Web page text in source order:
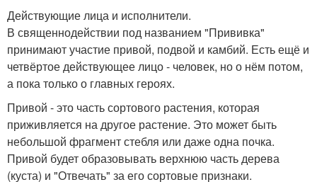
Действующие лица и исполнители.
В священнодействии под названием "Прививка"
принимают участие привой, подвой и камбий. Есть ещё и
четвёртое действующее лицо - человек, но о нём потом,
а пока только о главных героях.
Привой - это часть сортового растения, которая
приживляется на другое растение. Это может быть
небольшой фрагмент стебля или даже одна почка.
Привой будет образовывать верхнюю часть дерева
(куста) и "Отвечать" за его сортовые признаки.